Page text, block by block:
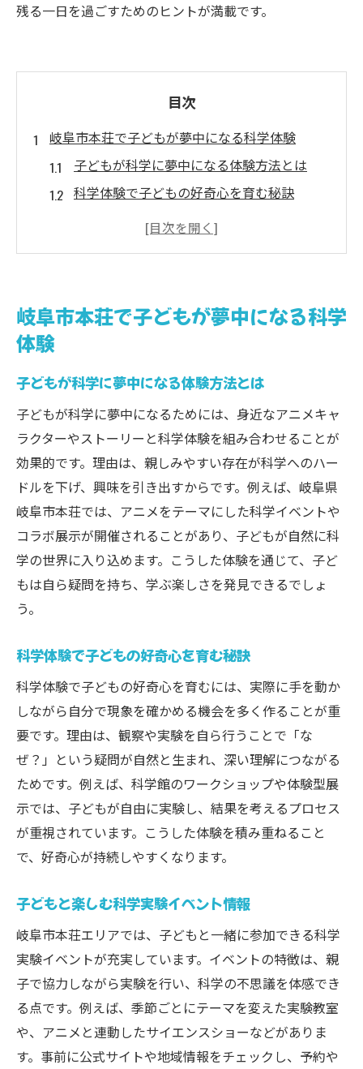
残る一日を過ごすためのヒントが満載です。
目次
岐阜市本荘で子どもが夢中になる科学体験
子どもが科学に夢中になる体験方法とは
科学体験で子どもの好奇心を育む秘訣
子どもと楽しむ科学実験イベント情報
科学体験で子どもが得られる成長のヒント
ドラえもんと学ぶ！子ども向けアニメ体験術
ドラえもんと学ぶ子どもの学びの工夫
子どもが喜ぶアニメ体験イベントの魅力
アニメと科学で広がる子どもの創造力
子どもの関心を引き出すアニメ活用術
アニメ体験で子どもが学べるポイント
家族で楽しむ岐阜市科学館イベント情報
子どもと参加できる科学館イベント特集
家族で楽しむ子ども向けイベント活用術
子どもが夢中になるイベント選びのコツ
科学館で家族が感じる学びの魅力
子どもが喜ぶサイエンスショーの魅力発見
子どもと一緒に楽しむサイエンスショー体
験
サイエンスショーで子どもが学ぶ科学の不
思議
子ども向けショーの見どころと参加ポイン
サイエンスショーで子どもの好奇心を刺激
家族で観るサイエンスショーの楽しみ方
サイエンスショーを通じた子どもの成長体
験
プラネタリウムを満喫する家族のお出かけ術
子どもと満喫するプラネタリウム体験のコ
ツ
岐阜市本荘で子どもが夢中になる科学
体験
子どもが科学に夢中になる体験方法とは
子どもが科学に夢中になるためには、身近なアニメキャ
ラクターやストーリーと科学体験を組み合わせることが
効果的です。理由は、親しみやすい存在が科学へのハー
ドルを下げ、興味を引き出すからです。例えば、岐阜県
岐阜市本荘では、アニメをテーマにした科学イベントや
コラボ展示が開催されることがあり、子どもが自然に科
学の世界に入り込めます。こうした体験を通じて、子ど
もは自ら疑問を持ち、学ぶ楽しさを発見できるでしょ
う。
科学体験で子どもの好奇心を育む秘訣
科学体験で子どもの好奇心を育むには、実際に手を動か
しながら自分で現象を確かめる機会を多く作ることが重
要です。理由は、観察や実験を自ら行うことで「な
ぜ？」という疑問が自然と生まれ、深い理解につながる
ためです。例えば、科学館のワークショップや体験型展
示では、子どもが自由に実験し、結果を考えるプロセス
が重視されています。こうした体験を積み重ねること
で、好奇心が持続しやすくなります。
子どもと楽しむ科学実験イベント情報
岐阜市本荘エリアでは、子どもと一緒に参加できる科学
実験イベントが充実しています。イベントの特徴は、親
子で協力しながら実験を行い、科学の不思議を体感でき
る点です。例えば、季節ごとにテーマを変えた実験教室
や、アニメと連動したサイエンスショーなどがありま
す。事前に公式サイトや地域情報をチェックし、予約や